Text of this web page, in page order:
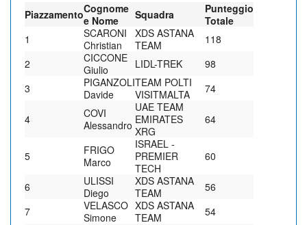
PiazzamentoCognome
e Nome
Squadra
Punteggio
Totale
1
SCARONI
Christian
XDS ASTANA
TEAM
118
2
CICCONE
Giulio
LIDL-TREK
98
3
PIGANZOLI
Davide
TEAM POLTI
VISITMALTA
74
4
COVI
Alessandro
UAE TEAM
EMIRATES
XRG
64
5
FRIGO
Marco
ISRAEL -
PREMIER
TECH
60
6
ULISSI
Diego
XDS ASTANA
TEAM
56
7
VELASCO
Simone
XDS ASTANA
TEAM
54